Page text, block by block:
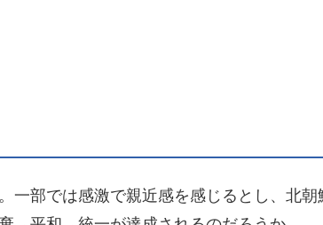
一部では感激で親近感を感じるとし、北